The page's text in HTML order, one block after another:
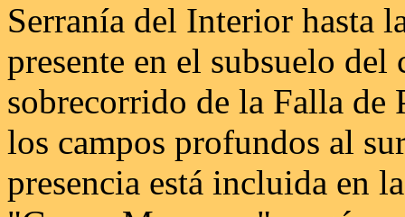
Serranía del Interior hasta
presente en el subsuelo
sobrecorrido de la Falla
los campos profundos al
presencia está incluida en